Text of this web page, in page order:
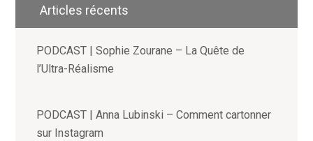
Articles récents
PODCAST | Sophie Zourane – La Quête de
l’Ultra-Réalisme
PODCAST | Anna Lubinski – Comment cartonner
sur Instagram